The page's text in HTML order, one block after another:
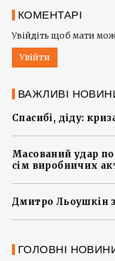
КОМЕНТАРІ
Увійдіть щоб мати
Увійти
ВАЖЛИВІ
Спасибі, діду:
Масований удар
сім виробничих
Дмитро Льоушкін
ГОЛОВНІ